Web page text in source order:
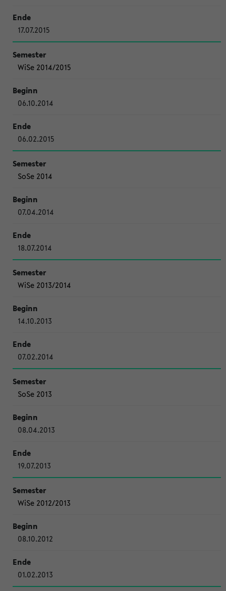
17.07.2015
WiSe 2014/2015
06.10.2014
06.02.2015
SoSe 2014
07.04.2014
18.07.2014
WiSe 2013/2014
14.10.2013
07.02.2014
SoSe 2013
08.04.2013
19.07.2013
WiSe 2012/2013
08.10.2012
01.02.2013